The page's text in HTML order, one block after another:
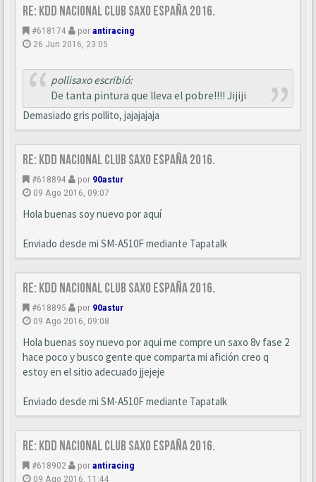
Re: KDD Nacional Club Saxo España 2016.
#618174 porantiracing
26 Jun 2016, 23:05
pollisaxo escribió:
De tanta pintura que lleva el pobre!!!! Jijiji
Demasiado gris pollito, jajajajaja
Re: KDD Nacional Club Saxo España 2016.
#618894 por 90astur
09 Ago 2016, 09:07
Hola buenas soy nuevo por aquí
Enviado desde mi SM-A510F mediante Tapatalk
Re: KDD Nacional Club Saxo España 2016.
#618895 por 90astur
09 Ago 2016, 09:08
Hola buenas soy nuevo por aqui me compre un saxo 8v fase 2
hace poco y busco gente que comparta mi afición creo q
estoy en el sitio adecuado jjejeje
Enviado desde mi SM-A510F mediante Tapatalk
Re: KDD Nacional Club Saxo España 2016.
#618902 porantiracing
09 Ago 2016, 11:44